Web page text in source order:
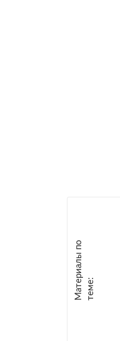
М
а
т е
р
и
а
л
ы
п
о
т
е
м
е :